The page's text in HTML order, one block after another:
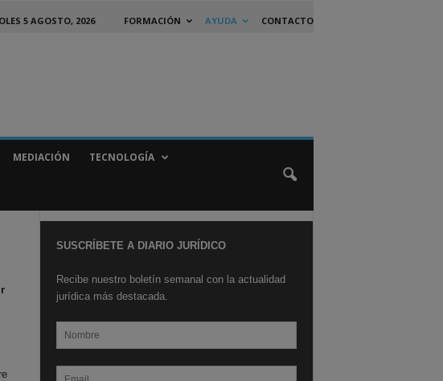
5 AGOSTO, 2026 FORMACIÓN AYUDA CONTACTO
MEDIACIÓN TECNOLOGÍA
SUSCRÍBETE A DIARIO JURÍDICO
Recibe nuestro boletín semanal con la actualidad
jurídica más destacada.